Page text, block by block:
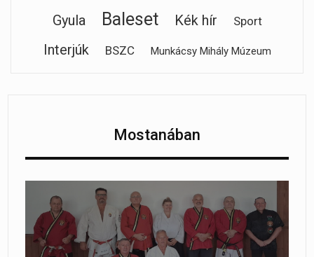
Gyula
Baleset Kék hír Sport
Interjúk BSZC Munkácsy Mihály Múzeum
Mostanában